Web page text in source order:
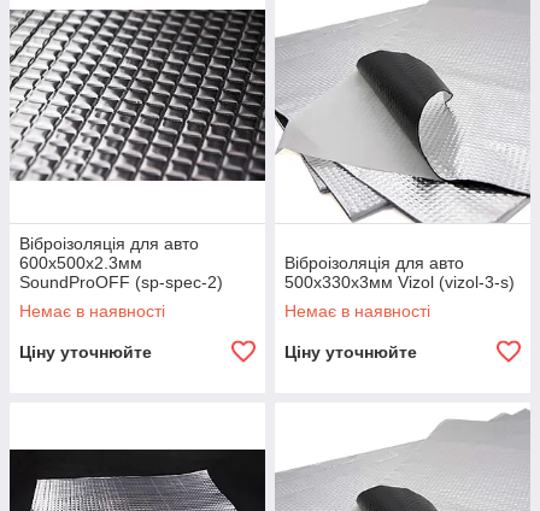
Віброізоляція для авто
600х500x2.3мм
SoundProOFF (sp-spec-2)
Немає в наявності
Ціну уточнюйте
Віброізоляція для авто
500х330х3мм Vizol (vizol-3-s)
Немає в наявності
Ціну уточнюйте